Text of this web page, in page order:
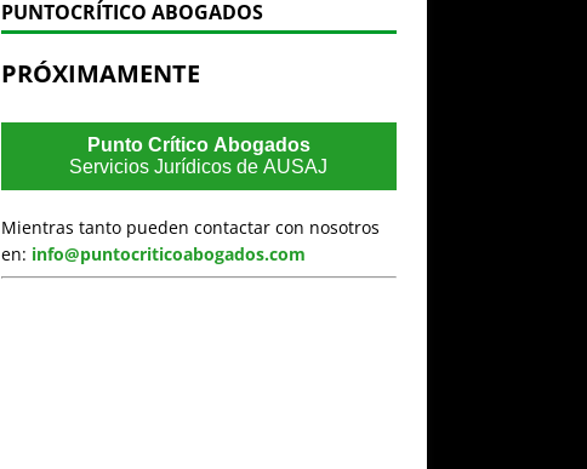
PUNTOCRÍTICO ABOGADOS
PRÓXIMAMENTE
Punto Crítico Abogados
Servicios Jurídicos de AUSAJ
Mientras tanto pueden contactar con nosotros
en: info@puntocriticoabogados.com